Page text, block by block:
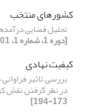
کشورهای منتخب
تحلیل فضایی
[دوره 1، شماره 1، 1401، صفحه 131-172]
کیفیت نهادی
بررسی تاثیر
در نظر گرفتن نقش
173-194]